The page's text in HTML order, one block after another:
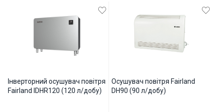
Збірні басейни
Засоби порятунку на воді
Підйомники для басейнів
Інверторний осушувач повітря
Fairland IDHR120 (120 л/добу)
Осушувач повітря Fairland
DH90 (90 л/добу)